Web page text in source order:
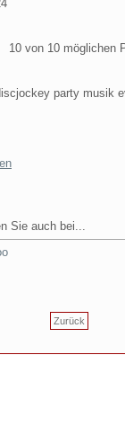
10 von 10 möglichen
party musik
Sie auch bei...
Zurück